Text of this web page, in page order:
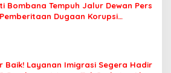
Bombana Tempuh Jalur Dewan Pers
Dugaan Korupsi
Baik! Layanan Imigrasi Segera Hadir